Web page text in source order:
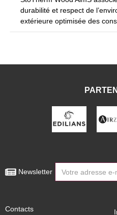
durabilité et respect de
extérieure optimisée des
Newsletter
Contacts